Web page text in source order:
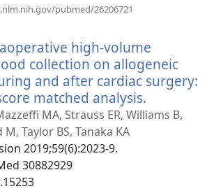
pubmed/26206721
fenêtre)
high-volume
collection on allogeneic
and after cardiac surgery:
matched analysis.
une
MA, Strauss ER, Williams B,
Taylor BS, Tanaka KA
2019;59(6):2023-9.
30882929